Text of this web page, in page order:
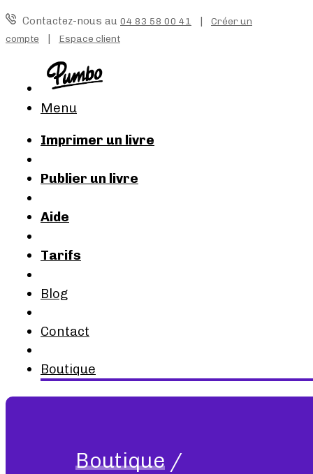
Contactez-nous au 04 83 58 00 41 | Créer un
compte | Espace client
Menu
Imprimer un livre
Publier un livre
Aide
Tarifs
Blog
Contact
Boutique
Boutique /